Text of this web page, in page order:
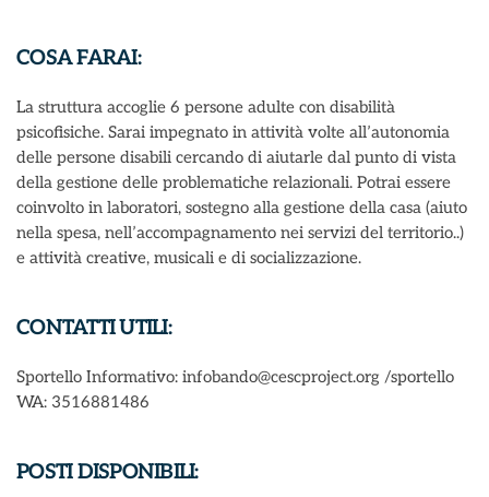
COSA FARAI:
La struttura accoglie 6 persone adulte con disabilità
psicofisiche. Sarai impegnato in attività volte all’autonomia
delle persone disabili cercando di aiutarle dal punto di vista
della gestione delle problematiche relazionali. Potrai essere
coinvolto in laboratori, sostegno alla gestione della casa (aiuto
nella spesa, nell’accompagnamento nei servizi del territorio..)
e attività creative, musicali e di socializzazione.
CONTATTI UTILI:
Sportello Informativo: infobando@cescproject.org /sportello
WA: 3516881486
POSTI DISPONIBILI: